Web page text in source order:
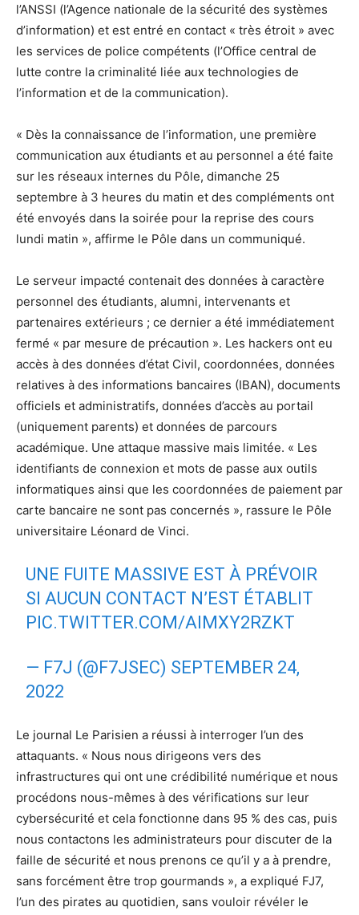
l’ANSSI (l’Agence nationale de la sécurité des systèmes
d’information) et est entré en contact « très étroit » avec
les services de police compétents (l’Office central de
lutte contre la criminalité liée aux technologies de
l’information et de la communication).
« Dès la connaissance de l’information, une première
communication aux étudiants et au personnel a été faite
sur les réseaux internes du Pôle, dimanche 25
septembre à 3 heures du matin et des compléments ont
été envoyés dans la soirée pour la reprise des cours
lundi matin », affirme le Pôle dans un communiqué.
Le serveur impacté contenait des données à caractère
personnel des étudiants, alumni, intervenants et
partenaires extérieurs ; ce dernier a été immédiatement
fermé « par mesure de précaution ». Les hackers ont eu
accès à des données d’état Civil, coordonnées, données
relatives à des informations bancaires (IBAN), documents
officiels et administratifs, données d’accès au portail
(uniquement parents) et données de parcours
académique. Une attaque massive mais limitée. « Les
identifiants de connexion et mots de passe aux outils
informatiques ainsi que les coordonnées de paiement par
carte bancaire ne sont pas concernés », rassure le Pôle
universitaire Léonard de Vinci.
UNE FUITE MASSIVE EST À PRÉVOIR
SI AUCUN CONTACT N’EST ÉTABLIT
PIC.TWITTER.COM/AIMXY2RZKT
— F7J (@F7JSEC) SEPTEMBER 24,
2022
Le journal Le Parisien a réussi à interroger l’un des
attaquants. « Nous nous dirigeons vers des
infrastructures qui ont une crédibilité numérique et nous
procédons nous-mêmes à des vérifications sur leur
cybersécurité et cela fonctionne dans 95 % des cas, puis
nous contactons les administrateurs pour discuter de la
faille de sécurité et nous prenons ce qu’il y a à prendre,
sans forcément être trop gourmands », a expliqué FJ7,
l’un des pirates au quotidien, sans vouloir révéler le